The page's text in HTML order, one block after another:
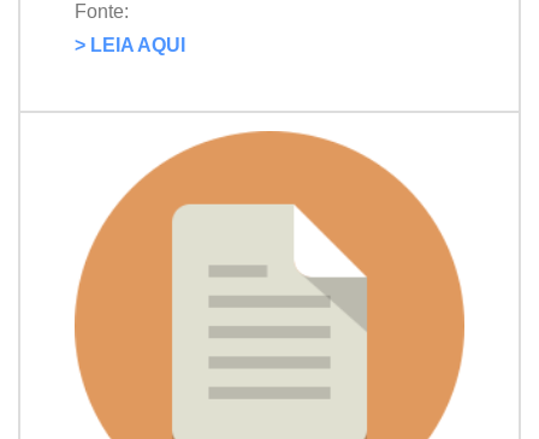
Fonte:
> LEIA AQUI